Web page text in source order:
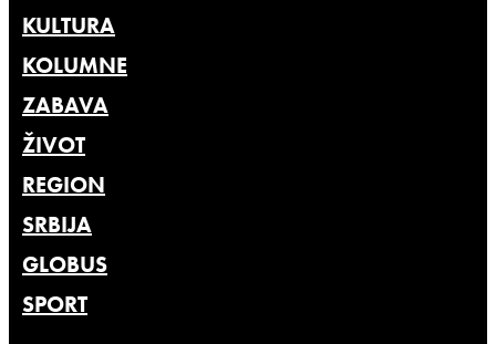
KULTURA
KOLUMNE
ZABAVA
ŽIVOT
REGION
SRBIJA
GLOBUS
SPORT